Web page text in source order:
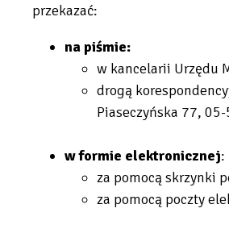
przekazać:
na piśmie:
w kancelarii Urzędu
drogą
Piaseczyńska 77,
w formie elektronicznej:
za pomocą skrzynki
za pomocą poczty